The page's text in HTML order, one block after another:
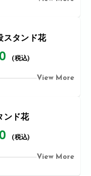
スタンド花
(税込)
View More
ンド花
(税込)
View More